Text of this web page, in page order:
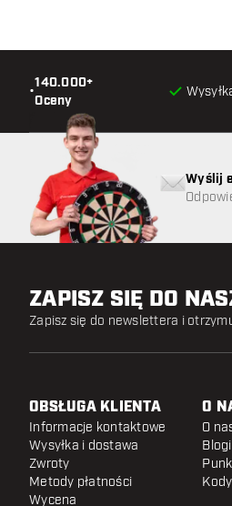
•
140.000+
Oceny
Wyślij
ZAPISZ SIĘ DO
Zapisz się do newslettera i
OBSŁUGA KLIENTA
Informacje kontaktowe
Wysyłka i dostawa
Zwroty
Metody płatności
Wycena
O
O
Blogi